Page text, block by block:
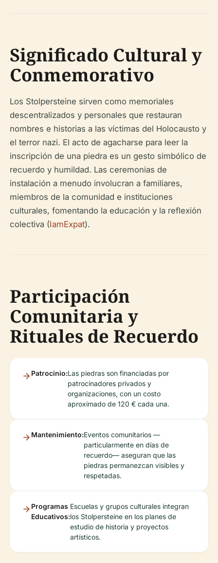
Significado Cultural y
Conmemorativo
Los Stolpersteine sirven como memoriales
descentralizados y personales que restauran
nombres e historias a las víctimas del Holocausto y
el terror nazi. El acto de agacharse para leer la
inscripción de una piedra es un gesto simbólico de
recuerdo y humildad. Las ceremonias de
instalación a menudo involucran a familiares,
miembros de la comunidad e instituciones
culturales, fomentando la educación y la reflexión
colectiva (IamExpat).
Participación
Comunitaria y
Rituales de Recuerdo
Patrocinio:Las piedras son financiadas por
patrocinadores privados y
organizaciones, con un costo
aproximado de 120 € cada una.
Mantenimiento:Eventos comunitarios —
particularmente en días de
recuerdo— aseguran que las
piedras permanezcan visibles y
respetadas.
Programas
Educativos:
Escuelas y grupos culturales integran
los Stolpersteine en los planes de
estudio de historia y proyectos
artísticos.